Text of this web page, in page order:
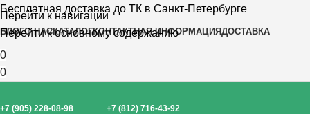
Перейти к навигации
Перейти к основному содержанию
Бесплатная доставка до ТК в Санкт-Петербурге
БЛОГО НАСКАТАЛОГКОНТАКТНАЯ ИНФОРМАЦИЯДОСТАВКА
0
0
+7 (905) 228-08-98 +7 (812) 716-43-92